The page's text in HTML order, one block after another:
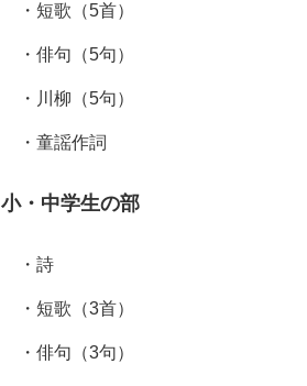
・短歌（5首）
・俳句（5句）
・川柳（5句）
・童謡作詞
小・中学生の部
・詩
・短歌（3首）
・俳句（3句）